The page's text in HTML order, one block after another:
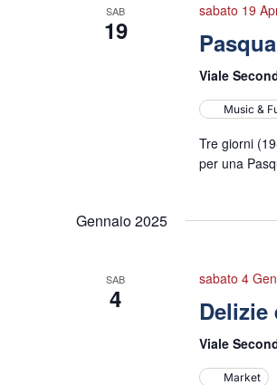
SAB
19
sabato 19
Viale
Music &
Tre giorni
per una
Gennaio 2025
SAB
4
sabato 4
Delizie
Viale
Market